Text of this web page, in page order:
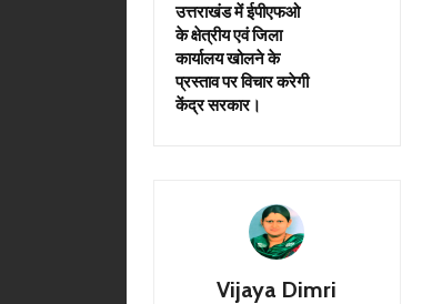
उत्तराखंड में ईपीएफओ
के क्षेत्रीय एवं जिला
कार्यालय खोलने के
प्रस्ताव पर विचार करेगी
केंद्र सरकार।
Vijaya Dimri